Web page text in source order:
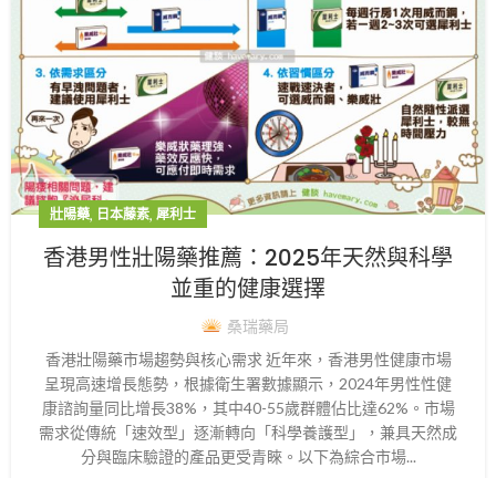
壯陽藥, 日本藤素, 犀利士
香港男性壯陽藥推薦：2025年天然與科學
並重的健康選擇
桑瑞藥局
香港壯陽藥市場趨勢與核心需求 近年來，香港男性健康市場
呈現高速增長態勢，根據衛生署數據顯示，2024年男性性健
康諮詢量同比增長38%，其中40-55歲群體佔比達62%。市場
需求從傳統「速效型」逐漸轉向「科學養護型」，兼具天然成
分與臨床驗證的產品更受青睞。以下為綜合市場...